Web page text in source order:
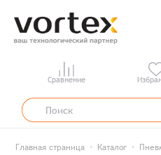
Сравнение
Главная страница Каталог